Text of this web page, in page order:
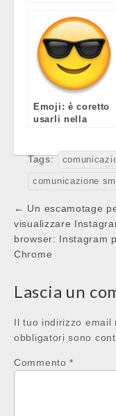
poche mosse
Emoji: è coretto
usarli nella
Tags:
comunicazione
Post
navigation
← Un escamotage
visualizzare
browser: Instagram
Chrome
Lascia un
Il tuo indirizzo email
obbligatori sono
Commento*